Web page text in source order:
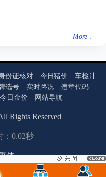
More .
份证核对 今日猪价
车检计
选号 实时路况
违章代码
今日金价 网站导航
Rights Reserved
：0.02秒
体